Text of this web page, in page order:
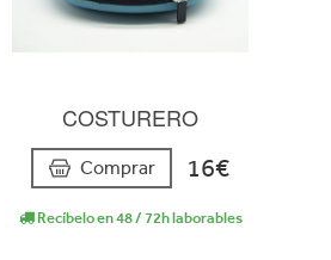
COSTURERO
Comprar 16€
Recíbelo en 48 / 72h laborables